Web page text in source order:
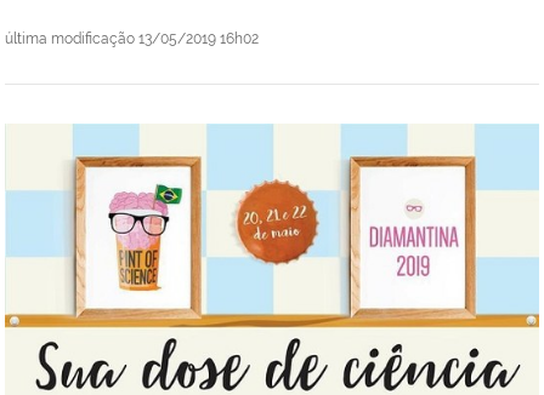
última modificação 13/05/2019 16h02